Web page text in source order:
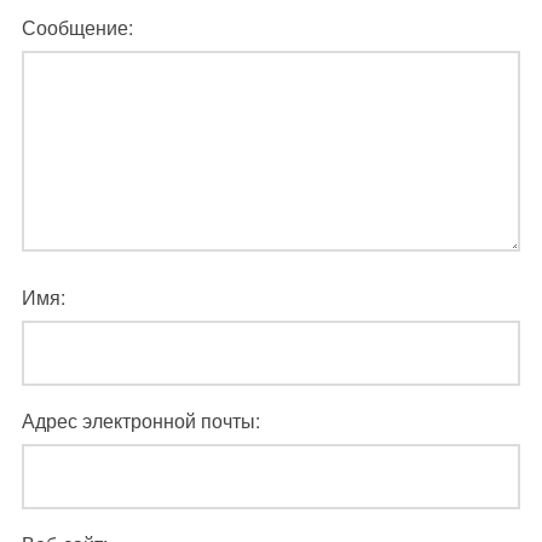
Сообщение:
Имя:
Адрес электронной почты: